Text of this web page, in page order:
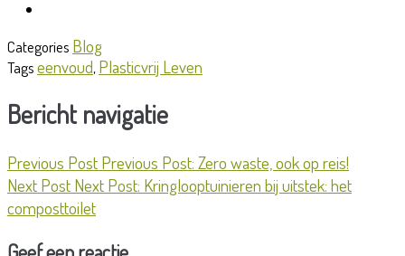
Categories Blog
Tagseenvoud, Plasticvrij Leven
Bericht navigatie
Previous Post Previous Post: Zero waste, ook op reis!
Next Post Next Post: Kringlooptuinieren bij uitstek: het
composttoilet